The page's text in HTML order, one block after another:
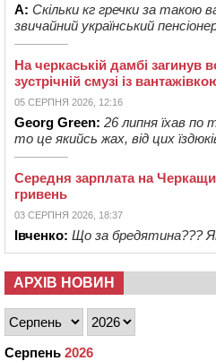
А: Скільки кг гречки за
звичайний український
На черкаській дамбі загинув
зустрічній смузі із
05 СЕРПНЯ 2026, 12:16
Georg Green: 26 липня їхав по
то це якийсь жах, від цих
Середня зарплата на
гривень
03 СЕРПНЯ 2026, 18:37
Івченко: Що за бредятина???
АРХІВ НОВИН
Серпень 2026